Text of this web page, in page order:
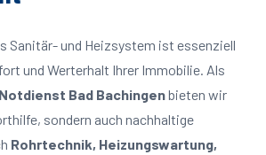
Sanitär- und Heizsystem ist essenziell
und Werterhalt Ihrer Immobilie. Als
Bad Bachingenbieten wir
sondern auch nachhaltige
Rohrtechnik, Heizungswartung,